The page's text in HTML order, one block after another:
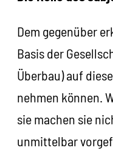
Dem gegenüber
Basis der
Überbau) auf
nehmen können.
sie machen sie
unmittelbar